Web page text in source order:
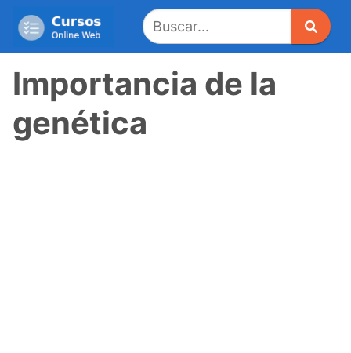
Importancia de la
genética